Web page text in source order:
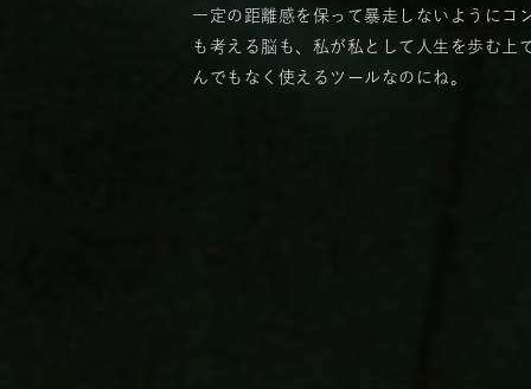
一定の距離感を保って暴走しないようにコ
も考える脳も、私が私として人生を歩む上
んでもなく使えるツールなのにね。